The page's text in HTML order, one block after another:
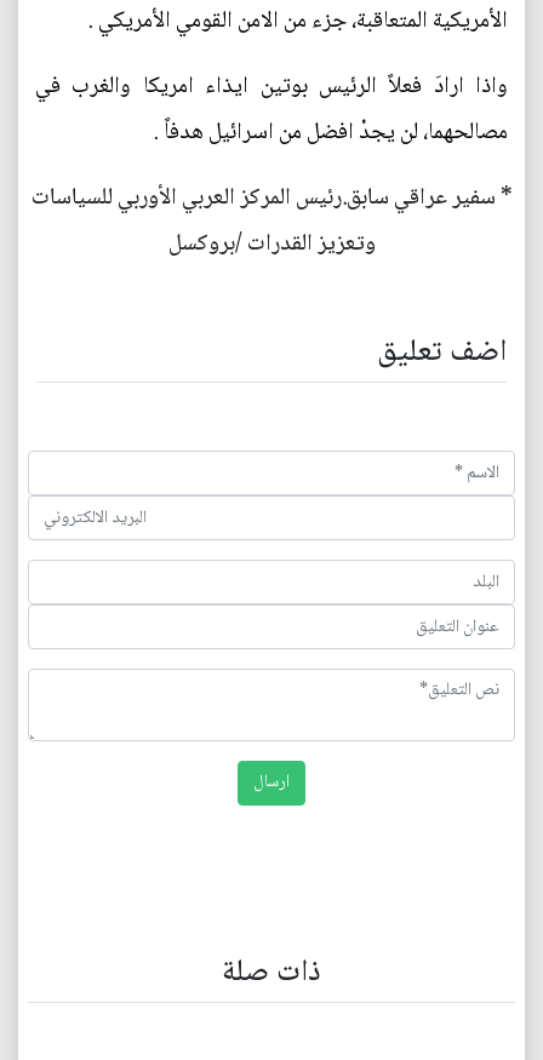
الأمريكية المتعاقبة، جزء من الامن القومي الأمريكي .
واذا ارادَ فعلاً الرئيس بوتين ايذاء امريكا والغرب في
مصالحهما، لن يجدْ افضل من اسرائيل هدفاً .
* سفير عراقي سابق.رئيس المركز العربي الأوربي للسياسات
وتعزيز القدرات /بروكسل
اضف تعليق
ذات صلة